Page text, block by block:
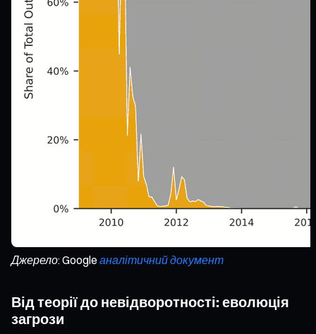
Джерело: Google аналітичний документ
Від теорії до невідворотності: еволюція
загрози